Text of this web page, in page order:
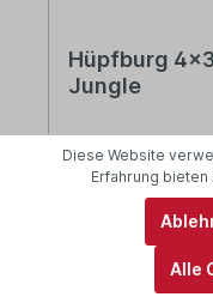
Hüpfburg
Jungle
1.297,10 €*
Diese Website
Erfahrung bieten
Alle